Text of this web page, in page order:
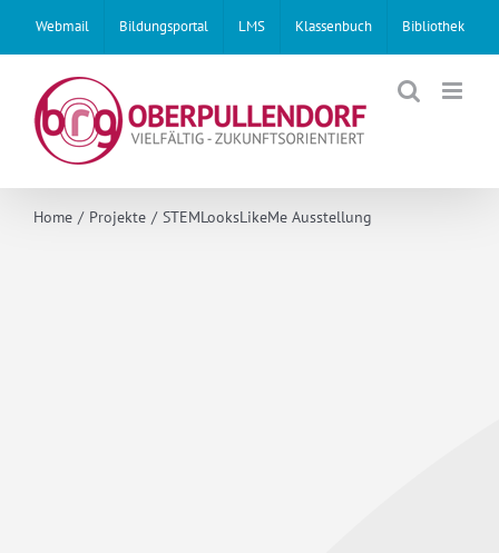
content
Webmail Bildungsportal LMS Klassenbuch Bibliothek
Home Projekte STEMLooksLikeMe Ausstellung